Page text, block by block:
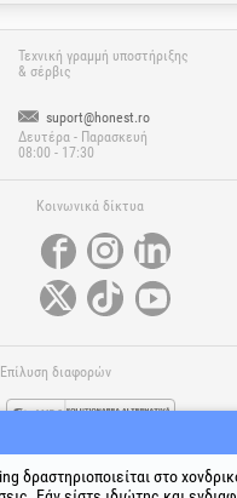
Τεχνική γραμμή υποστήριξης
& σέρβις
suport@honest.ro
Δευτέρα - Παρασκευή
08:00 - 17:30
Κοινωνικά δίκτυα
Επίλυση διαφορών
δραστηριοποιείται στο